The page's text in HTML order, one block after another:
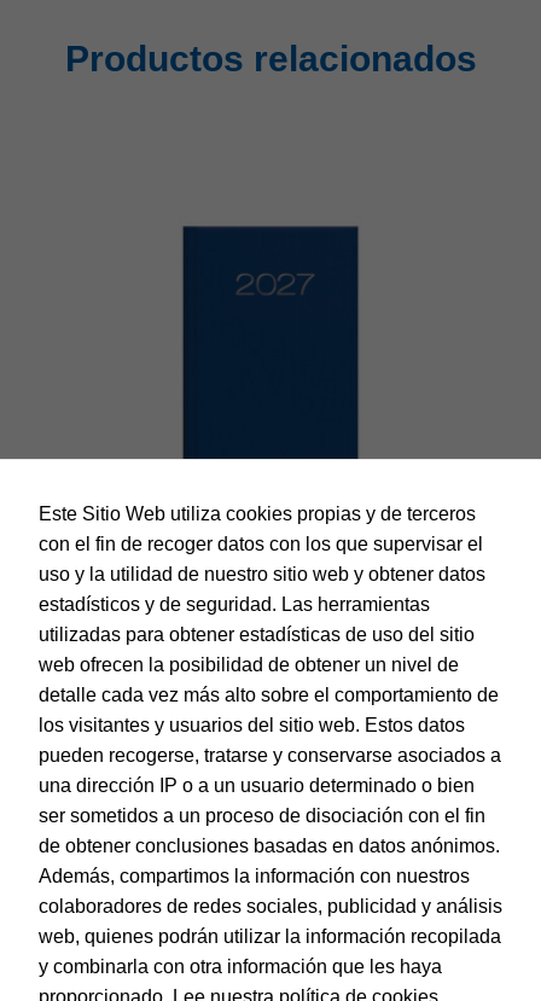
Productos relacionados
Dohe – Agenda Lisboa Bolsillo – Semana Vista – 8,5 x 13
cm. – Color Azul
EAN: 8421938122466
© Dohe - Camino de Madrid, 14
28970 • Humanes de Madrid (Madrid)
ESPAÑA
Este Sitio Web utiliza cookies propias y de terceros
con el fin de recoger datos con los que supervisar el
uso y la utilidad de nuestro sitio web y obtener datos
estadísticos y de seguridad. Las herramientas
utilizadas para obtener estadísticas de uso del sitio
web ofrecen la posibilidad de obtener un nivel de
detalle cada vez más alto sobre el comportamiento de
los visitantes y usuarios del sitio web. Estos datos
pueden recogerse, tratarse y conservarse asociados a
una dirección IP o a un usuario determinado o bien
ser sometidos a un proceso de disociación con el fin
de obtener conclusiones basadas en datos anónimos.
Además, compartimos la información con nuestros
colaboradores de redes sociales, publicidad y análisis
web, quienes podrán utilizar la información recopilada
y combinarla con otra información que les haya
proporcionado.
Lee nuestra política de cookies